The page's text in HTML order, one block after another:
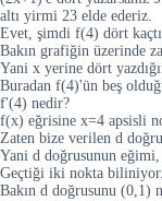
altı yirmi 23 elde ederiz.
Evet, şimdi f(4) dört
Bakın grafiğin üzerinde
Yani x yerine dört
Buradan f(4)'ün beş
f'(4) nedir?
f(x) eğrisine x=4 apsisli
Zaten bize verilen d
Yani d doğrusunun
Geçtiği iki nokta biliniyor.
Bakın d doğrusunu (0,1)